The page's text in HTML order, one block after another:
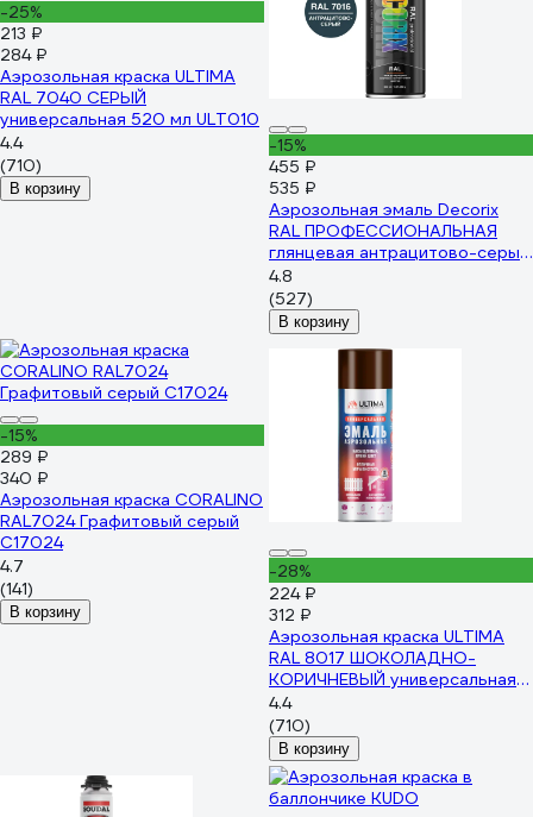
-25%
213 ₽
284 ₽
Аэрозольная краска ULTIMA
RAL 7040 СЕРЫЙ
универсальная 520 мл ULT010
4.4
(710)
В корзину
-15%
455 ₽
535 ₽
Аэрозольная эмаль Decorix
RAL ПРОФЕССИОНАЛЬНАЯ
глянцевая антрацитово-серый
RAL 7016 520 мл 0138-7016 DX
4.8
(527)
В корзину
-15%
289 ₽
340 ₽
Аэрозольная краска CORALINO
RAL7024 Графитовый серый
С17024
4.7
(141)
В корзину
-28%
224 ₽
312 ₽
Аэрозольная краска ULTIMA
RAL 8017 ШОКОЛАДНО-
КОРИЧНЕВЫЙ универсальная
520 мл ULT034
4.4
(710)
В корзину